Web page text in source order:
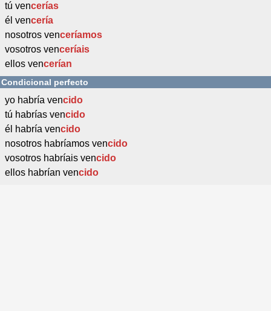
tú vencerías
él vencería
nosotros venceríamos
vosotros venceríais
ellos vencerían
Condicional perfecto
yo habría vencido
tú habrías vencido
él habría vencido
nosotros habríamos vencido
vosotros habríais vencido
ellos habrían vencido